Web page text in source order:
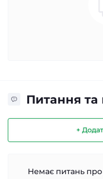
Питання та
+
Немає питань про